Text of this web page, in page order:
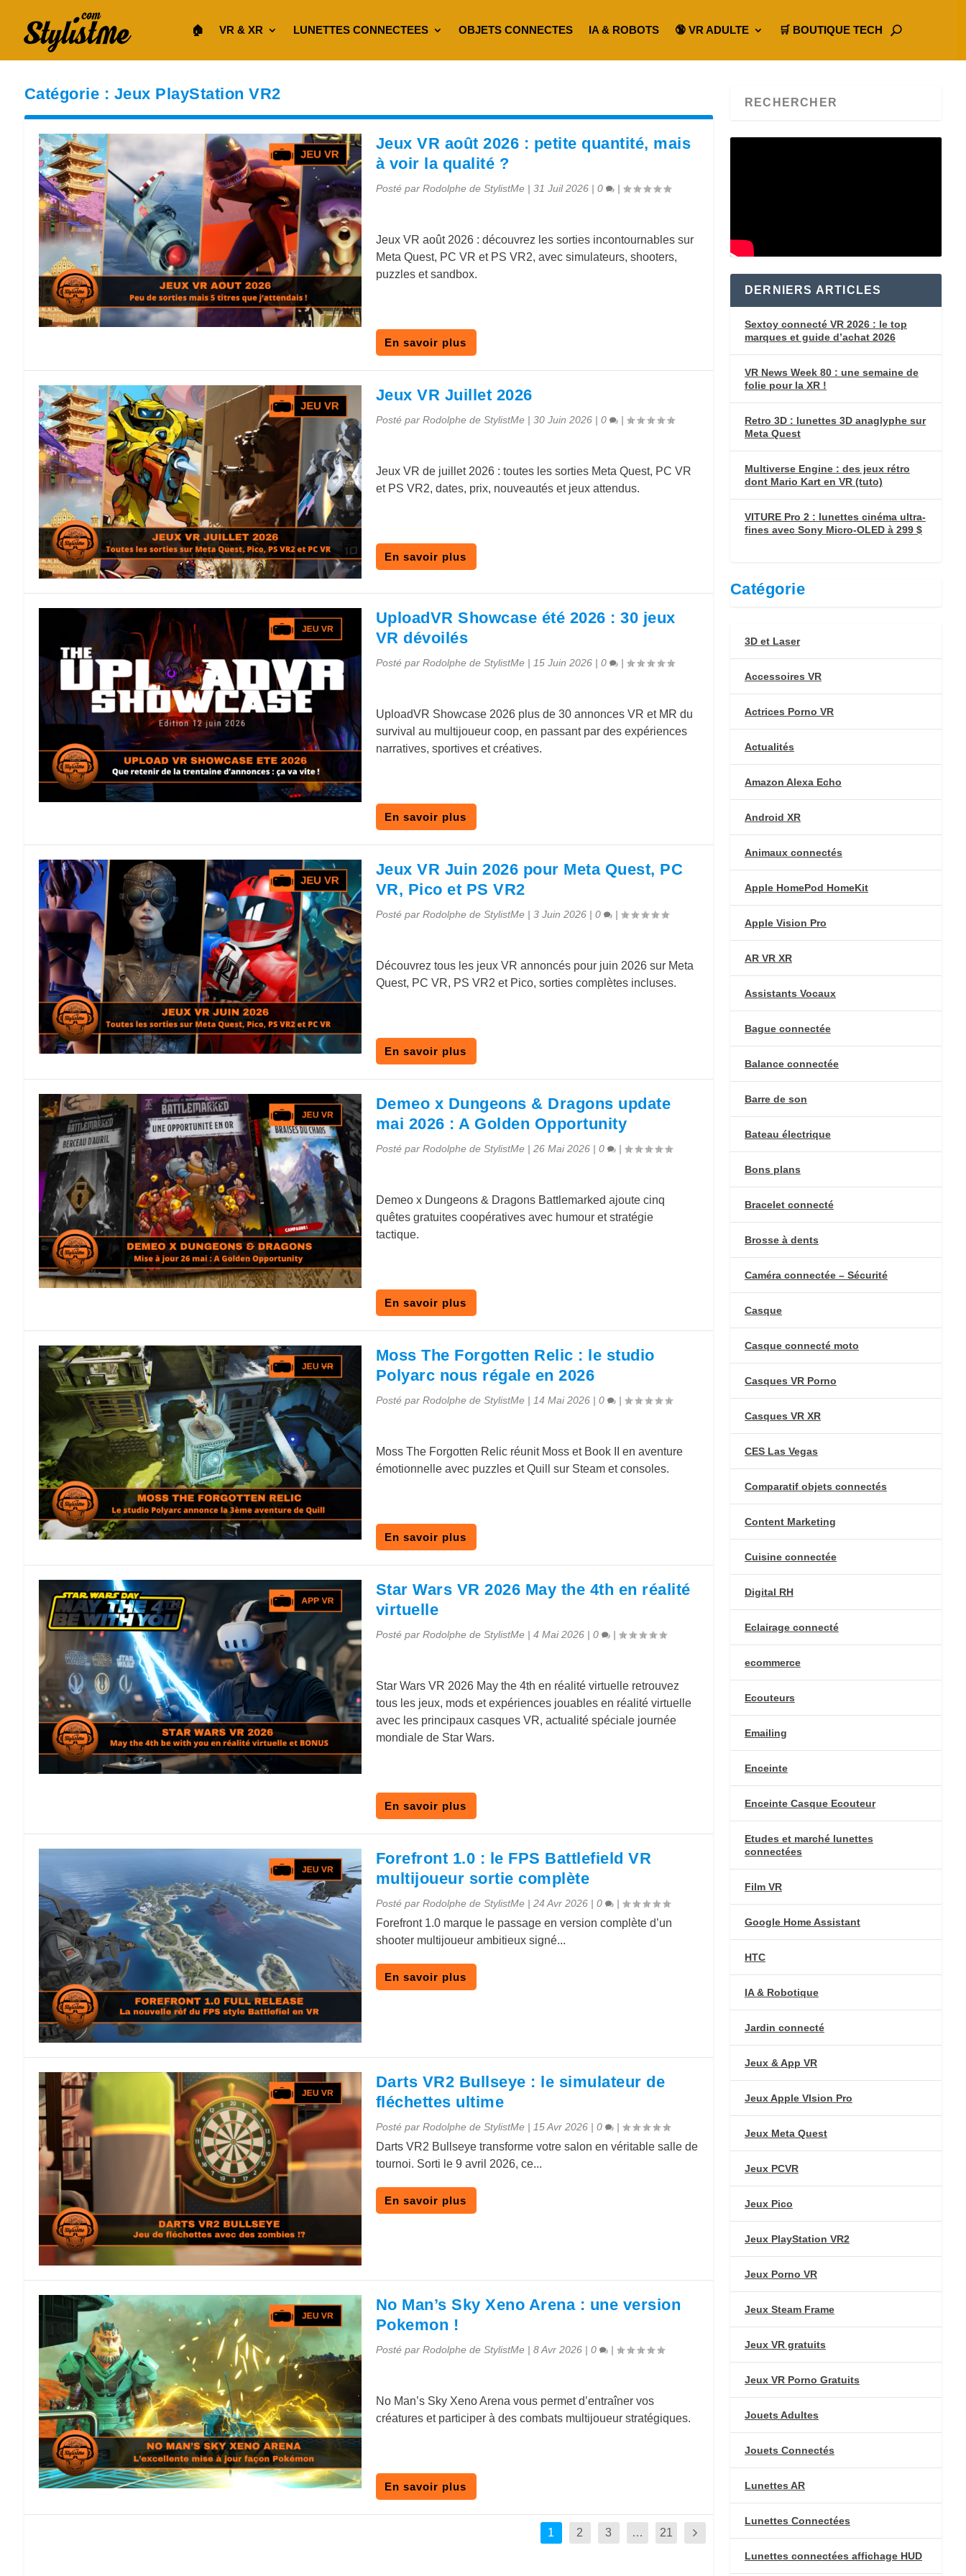
🏠︎ VR & XR LUNETTES CONNECTEES OBJETS CONNECTES IA & ROBOTS 🔞 VR ADULTE 🛒 BOUTIQUE TECH
Catégorie : Jeux PlayStation VR2
Jeux VR août 2026 : petite quantité, mais
à voir la qualité ?
Posté par Rodolphe de StylistMe| 31 Juil 2026| 0 |
Jeux VR août 2026 : découvrez les sorties incontournables sur
Meta Quest, PC VR et PS VR2, avec simulateurs, shooters,
puzzles et sandbox.
En savoir plus
Jeux VR Juillet 2026
Posté par Rodolphe de StylistMe| 30 Juin 2026| 0 |
Jeux VR de juillet 2026 : toutes les sorties Meta Quest, PC VR
et PS VR2, dates, prix, nouveautés et jeux attendus.
En savoir plus
UploadVR Showcase été 2026 : 30 jeux
VR dévoilés
Posté par Rodolphe de StylistMe| 15 Juin 2026| 0 |
UploadVR Showcase 2026 plus de 30 annonces VR et MR du
survival au multijoueur coop, en passant par des expériences
narratives, sportives et créatives.
En savoir plus
Jeux VR Juin 2026 pour Meta Quest, PC
VR, Pico et PS VR2
Posté par Rodolphe de StylistMe| 3 Juin 2026| 0 |
Découvrez tous les jeux VR annoncés pour juin 2026 sur Meta
Quest, PC VR, PS VR2 et Pico, sorties complètes incluses.
En savoir plus
Demeo x Dungeons & Dragons update
mai 2026 : A Golden Opportunity
Posté par Rodolphe de StylistMe| 26 Mai 2026| 0 |
Demeo x Dungeons & Dragons Battlemarked ajoute cinq
quêtes gratuites coopératives avec humour et stratégie
tactique.
En savoir plus
Moss The Forgotten Relic : le studio
Polyarc nous régale en 2026
Posté par Rodolphe de StylistMe| 14 Mai 2026| 0 |
Moss The Forgotten Relic réunit Moss et Book II en aventure
émotionnelle avec puzzles et Quill sur Steam et consoles.
En savoir plus
Star Wars VR 2026 May the 4th en réalité
virtuelle
Posté par Rodolphe de StylistMe| 4 Mai 2026| 0 |
Star Wars VR 2026 May the 4th en réalité virtuelle retrouvez
tous les jeux, mods et expériences jouables en réalité virtuelle
avec les principaux casques VR, actualité spéciale journée
mondiale de Star Wars.
En savoir plus
Forefront 1.0 : le FPS Battlefield VR
multijoueur sortie complète
Posté par Rodolphe de StylistMe| 24 Avr 2026| 0 |
Forefront 1.0 marque le passage en version complète d’un
shooter multijoueur ambitieux signé...
En savoir plus
Darts VR2 Bullseye : le simulateur de
fléchettes ultime
Posté par Rodolphe de StylistMe| 15 Avr 2026| 0 |
Darts VR2 Bullseye transforme votre salon en véritable salle de
tournoi. Sorti le 9 avril 2026, ce...
En savoir plus
No Man’s Sky Xeno Arena : une version
Pokemon !
Posté par Rodolphe de StylistMe| 8 Avr 2026| 0 |
No Man’s Sky Xeno Arena vous permet d’entraîner vos
créatures et participer à des combats multijoueur stratégiques.
En savoir plus
1 2 3 … 21
DERNIERS ARTICLES
Sextoy connecté VR 2026 : le top
marques et guide d’achat 2026
VR News Week 80 : une semaine de
folie pour la XR !
Retro 3D : lunettes 3D anaglyphe sur
Meta Quest
Multiverse Engine : des jeux rétro
dont Mario Kart en VR (tuto)
VITURE Pro 2 : lunettes cinéma ultra-
fines avec Sony Micro-OLED à 299 $
Catégorie
3D et Laser
Accessoires VR
Actrices Porno VR
Actualités
Amazon Alexa Echo
Android XR
Animaux connectés
Apple HomePod HomeKit
Apple Vision Pro
AR VR XR
Assistants Vocaux
Bague connectée
Balance connectée
Barre de son
Bateau électrique
Bons plans
Bracelet connecté
Brosse à dents
Caméra connectée – Sécurité
Casque
Casque connecté moto
Casques VR Porno
Casques VR XR
CES Las Vegas
Comparatif objets connectés
Content Marketing
Cuisine connectée
Digital RH
Eclairage connecté
ecommerce
Ecouteurs
Emailing
Enceinte
Enceinte Casque Ecouteur
Etudes et marché lunettes
connectées
Film VR
Google Home Assistant
HTC
IA & Robotique
Jardin connecté
Jeux & App VR
Jeux Apple VIsion Pro
Jeux Meta Quest
Jeux PCVR
Jeux Pico
Jeux PlayStation VR2
Jeux Porno VR
Jeux Steam Frame
Jeux VR gratuits
Jeux VR Porno Gratuits
Jouets Adultes
Jouets Connectés
Lunettes AR
Lunettes Connectées
Lunettes connectées affichage HUD